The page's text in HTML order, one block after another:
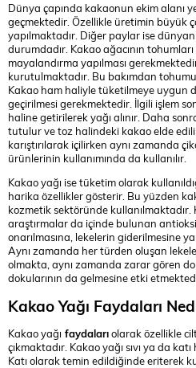
Dünya çapında kakaonun ekim alanı
geçmektedir. Özellikle üretimin büyük
yapılmaktadır. Diğer paylar ise
durumdadır. Kakao ağacının
mayalandırma yapılması
kurutulmaktadır. Bu bakımdan
Kakao ham haliyle tüketilmeye uygun
geçirilmesi gerekmektedir. İlgili işlem
haline getirilerek yağı alınır. Daha
tutulur ve toz halindeki kakao elde
karıştırılarak içilirken aynı zamanda
ürünlerinin kullanımında da kullanılır.
Kakao yağı ise tüketim olarak
harika özellikler gösterir. Bu yüzden
kozmetik sektöründe kullanılmaktadır.
araştırmalar da içinde bulunan
onarılmasına, lekelerin giderilmesine
Aynı zamanda her türden oluşan
olmakta, aynı zamanda zarar gören
dokularının da gelmesine etki
Kakao Yağı Faydaları
Kakao yağı faydalarıolarak özellikle
çıkmaktadır. Kakao yağı sıvı ya da
Katı olarak temin edildiğinde eriterek